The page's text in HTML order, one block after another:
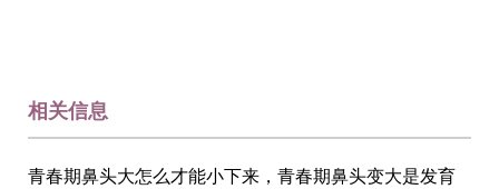
相关信息
青春期鼻头大怎么才能小下来，青春期鼻头变大是发育